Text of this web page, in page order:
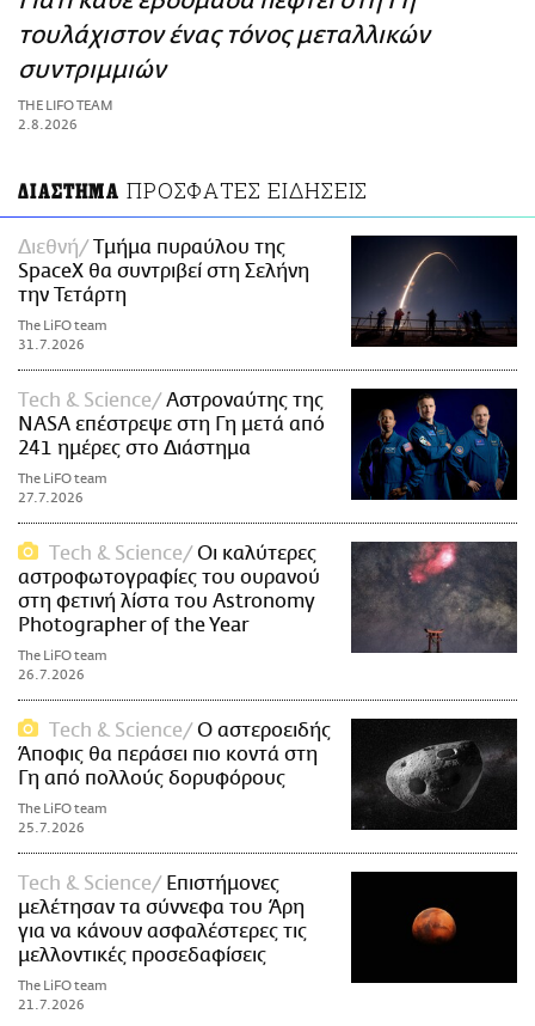
ΑΜΠΑ
PRINT
τουλάχιστον ένας τόνος μεταλλικών
συντριμμιών
THE LIFO TEAM
2.8.2026
ΔΙΑΣΤΗΜΑ ΠΡΟΣΦΑΤΕΣ ΕΙΔΗΣΕΙΣ
Διεθνή
Τμήμα πυραύλου της
SpaceX θα συντριβεί στη Σελήνη
την Τετάρτη
The LiFO team
31.7.2026
Τech & Science
Αστροναύτης της
NASA επέστρεψε στη Γη μετά από
241 ημέρες στο Διάστημα
The LiFO team
27.7.2026
Τech & Science
Οι καλύτερες
αστροφωτογραφίες του ουρανού
στη φετινή λίστα του Astronomy
Photographer of the Year
The LiFO team
26.7.2026
Τech & Science
Ο αστεροειδής
Άποφις θα περάσει πιο κοντά στη
Γη από πολλούς δορυφόρους
The LiFO team
25.7.2026
Τech & Science
Επιστήμονες
μελέτησαν τα σύννεφα του Άρη
για να κάνουν ασφαλέστερες τις
μελλοντικές προσεδαφίσεις
The LiFO team
21.7.2026